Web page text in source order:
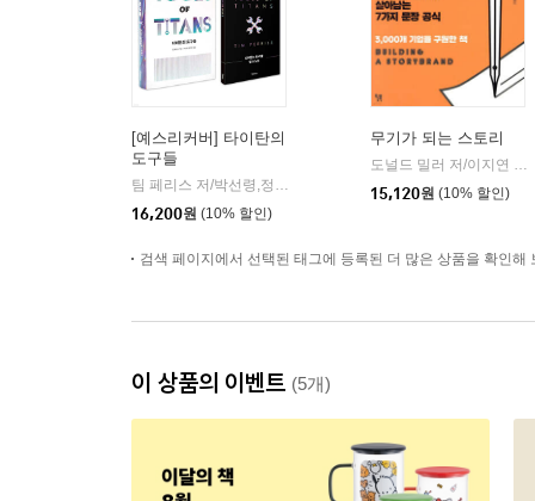
[예스리커버] 타이탄의
도구들
팀 페리스 저/박선령,정지현 공역
토네이도
16,200원 (10% 할인)
무기가 되는 스토리
도널드 밀러 저/이지연 역
15,120원 (10% 할인)
검색 페이지에서 선택된 태그에 등록된 더 많은 상품을 확인해
이 상품의 이벤트 (5개)